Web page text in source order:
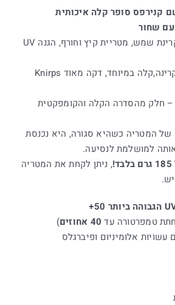
קנירפס סופר קלה איכותית
מטרייה שמשיה נגד קרינת שמש, מטריית קיץ וחורף, הגנה UV
נגד קרינה,קלה במיוחד, דקה מאוד Knirps
– חלק מהסדרה הקלה והקומפקטית
המטריה כשהיא סגורה, היא נכנסת
למושלמת לנסיעה.
185 גרם בלבד!
, ניתן לקחת את המטריה
טמפרטורה עד 40 אחוזים
)